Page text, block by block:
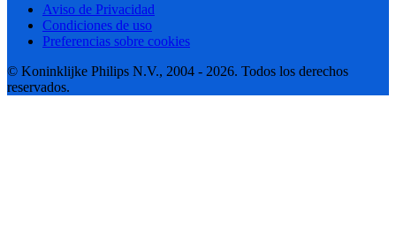
Aviso de Privacidad
Condiciones de uso
Preferencias sobre cookies
© Koninklijke Philips N.V., 2004 - 2026. Todos los derechos
reservados.